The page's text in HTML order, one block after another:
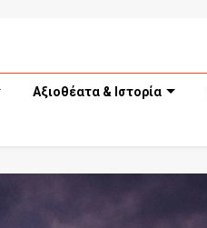
Αξιοθέατα & Ιστορία